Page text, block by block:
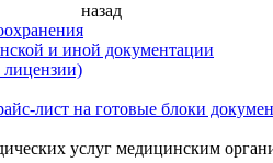
назад
и иной документации
лицензии)
лист на готовые блоки
услуг медицинским